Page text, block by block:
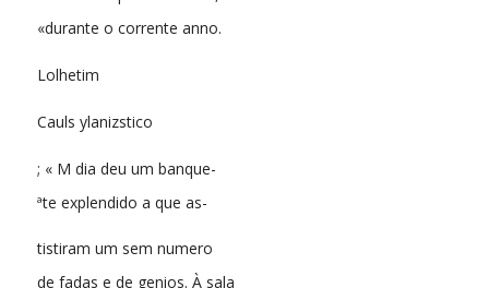
«durante o corrente anno.
Lolhetim
Cauls ylanizstico
; « M dia deu um banque-
ªte explendido a que as-
tistiram um sem numero
de fadas e de genios. À sala